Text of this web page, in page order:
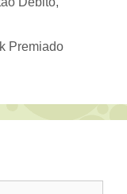
Premiado